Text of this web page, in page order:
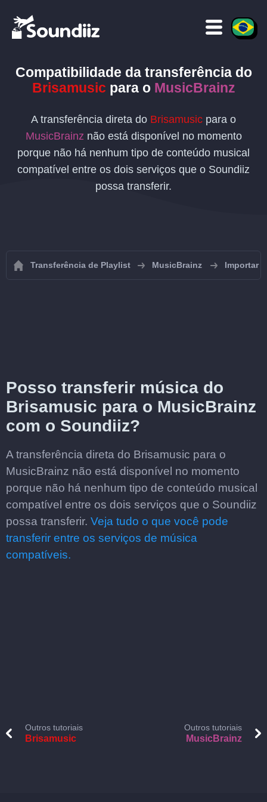
Compatibilidade da transferência do
Brisamusic para o MusicBrainz
A transferência direta do Brisamusic para o
MusicBrainz não está disponível no momento
porque não há nenhum tipo de conteúdo musical
compatível entre os dois serviços que o Soundiiz
possa transferir.
Transferência de Playlist MusicBrainz Importar
Posso transferir música do
Brisamusic para o MusicBrainz
com o Soundiiz?
A transferência direta do Brisamusic para o
MusicBrainz não está disponível no momento
porque não há nenhum tipo de conteúdo musical
compatível entre os dois serviços que o Soundiiz
possa transferir. Veja tudo o que você pode
transferir entre os serviços de música
compatíveis.
Outros tutoriais
Brisamusic
Outros tutoriais
MusicBrainz